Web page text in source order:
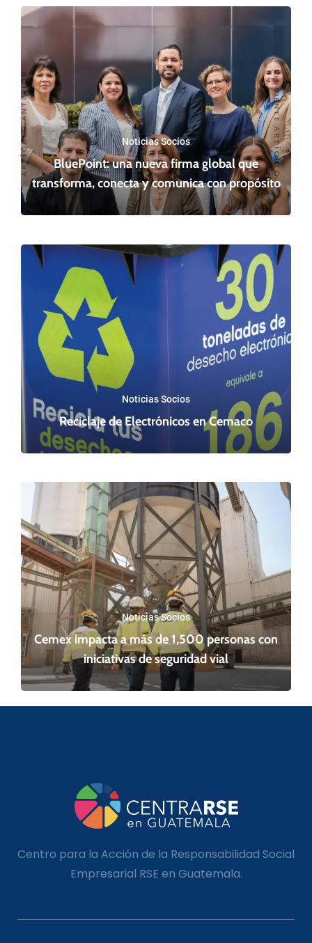
Noticias Socios
BluePoint: una nueva firma global que
transforma, conecta y comunica con propósito
Noticias Socios
Reciclaje de Electrónicos en Cemaco
Noticias Socios
Cemex impacta a más de 1,500 personas con
iniciativas de seguridad vial
ARTÍCULO ANTERIOR SIGUIENTE ARTÍCULO
Centro para la Acción de la Responsabilidad Social
Empresarial RSE en Guatemala.